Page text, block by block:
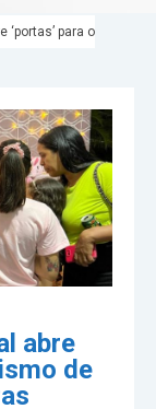
‘portas’ para o
abre
de